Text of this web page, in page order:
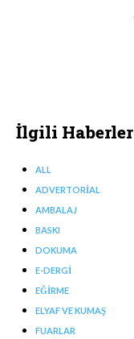
İlgili Haberler
ALL
ADVERTORIAL
AMBALAJ
BASKI
DOKUMA
E-DERGI
EĞIRME
ELYAF VE KUMAŞ
FUARLAR